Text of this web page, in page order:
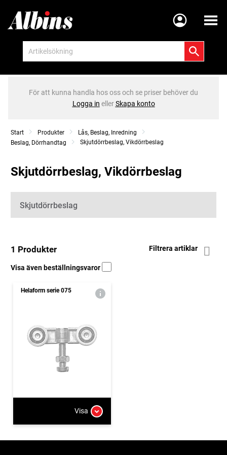
Meny
För att kunna handla hos oss och se priser behöver du
Logga in ellerSkapa konto
Start Produkter
Lås, Beslag, Inredning
Beslag, Dörrhandtag
Skjutdörrbeslag, Vikdörrbeslag
Skjutdörrbeslag, Vikdörrbeslag
Kategorier
Skjutdörrbeslag
1 Produkter Filtrera artiklar
Visa även beställningsvaror
Helaform serie 075
Visa